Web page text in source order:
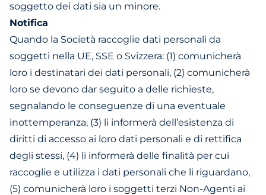
soggetto dei dati sia un minore.
Notifica
Quando la Società raccoglie dati personali da
soggetti nella UE, SSE o Svizzera: (1) comunicherà
loro i destinatari dei dati personali, (2) comunicherà
loro se devono dar seguito a delle richieste,
segnalando le conseguenze di una eventuale
inottemperanza, (3) li informerà dell’esistenza di
diritti di accesso ai loro dati personali e di rettifica
degli stessi, (4) li informerà delle finalità per cui
raccoglie e utilizza i dati personali che li riguardano,
(5) comunicherà loro i soggetti terzi Non-Agenti ai